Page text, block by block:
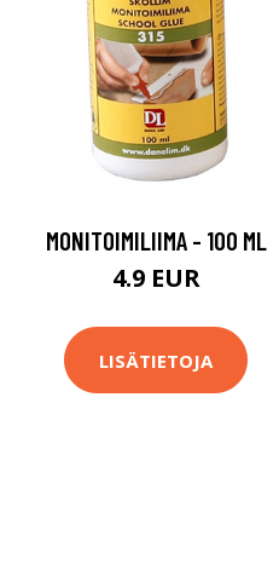
MONITOIMILIIMA - 100 ML
4.9 EUR
LISÄTIETOJA